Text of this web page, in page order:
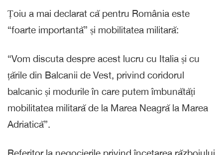
Țoiu a mai declarat că pentru România este
“foarte importantă” și mobilitatea militară:
“Vom discuta despre acest lucru cu Italia și cu
țările din Balcanii de Vest, privind coridorul
balcanic și modurile în care putem îmbunătăți
mobilitatea militară de la Marea Neagră la Marea
Adriatică”.
Referitor la negocierile privind încetarea războiului